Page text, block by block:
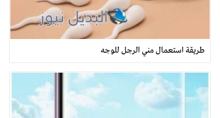
طريقة استعمال مني الرجل للوجه